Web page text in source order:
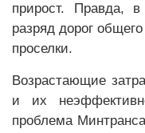
прирост. Правда,
разряд дорог
проселки.
Возрастающие
и их
проблема